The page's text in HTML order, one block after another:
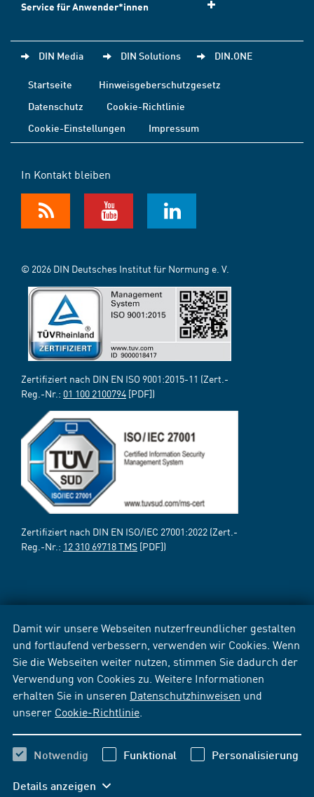
Damit wir unsere Webseiten nutzerfreundlicher gestalten
und fortlaufend verbessern, verwenden wir Cookies. Wenn
Sie die Webseiten weiter nutzen, stimmen Sie dadurch der
Verwendung von Cookies zu. Weitere Informationen
erhalten Sie in unseren Datenschutzhinweisen und
unserer Cookie-Richtlinie
Notwendig Funktional Personalisierung
Details anzeigen
Service für Anwender*innen
DIN Media DIN Solutions DIN.ONE
Startseite
Hinweisgeberschutzgesetz
Datenschutz
Cookie-Richtlinie
Cookie-Einstellungen
Impressum
In Kontakt bleiben
© 2026 DIN Deutsches Institut für Normung e. V.
Zertifiziert nach DIN EN ISO 9001:2015-11 (Zert.-
Reg.-Nr.: 01 100 2100794 [PDF])
Zertifiziert nach DIN EN ISO/IEC 27001:2022 (Zert.-
Reg.-Nr.: 12 310 69718 TMS [PDF])